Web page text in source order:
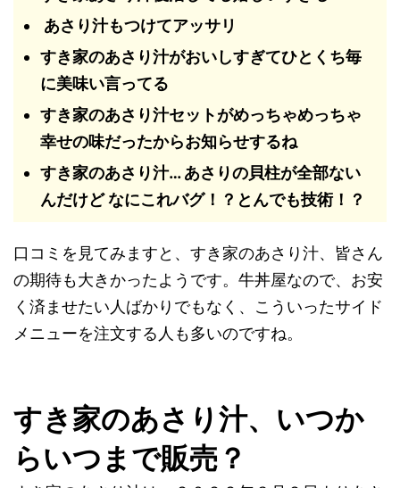
あさり汁もつけてアッサリ
すき家のあさり汁がおいしすぎてひとくち毎
に美味い言ってる
すき家のあさり汁セットがめっちゃめっちゃ
幸せの味だったからお知らせするね
すき家のあさり汁… あさりの貝柱が全部ない
んだけど なにこれバグ！？とんでも技術！？
口コミを見てみますと、すき家のあさり汁、皆さん
の期待も大きかったようです。牛丼屋なので、お安
く済ませたい人ばかりでもなく、こういったサイド
メニューを注文する人も多いのですね。
すき家のあさり汁、いつか
らいつまで販売？